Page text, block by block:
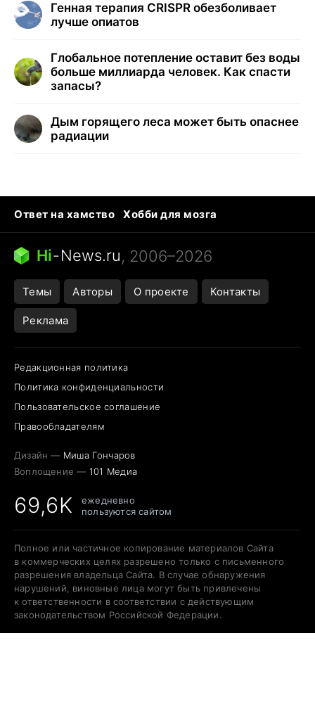
Генная терапия CRISPR обезболивает
лучше опиатов
Глобальное потепление оставит без воды
больше миллиарда человек. Как спасти
запасы?
Дым горящего леса может быть опаснее
радиации
Ответ на хамство
Хобби для мозга
Бензин 100 vs 95
Тунцы в океанариуме
Следующая пандемия
Hi-News.ru, 2006–2026
Темы Авторы О проекте Контакты
Реклама
Редакционная политика
Политика конфиденциальности
Пользовательское соглашение
Правообладателям
Дизайн — Миша Гончаров
Воплощение — 101 Медиа
69,6K
ежедневно
пользуются сайтом
Полное или частичное копирование материалов Сайта
в коммерческих целях разрешено только с письменного
разрешения владельца Сайта. В случае обнаружения
нарушений, виновные лица могут быть привлечены
к ответственности в соответствии с действующим
законодательством Российской Федерации.